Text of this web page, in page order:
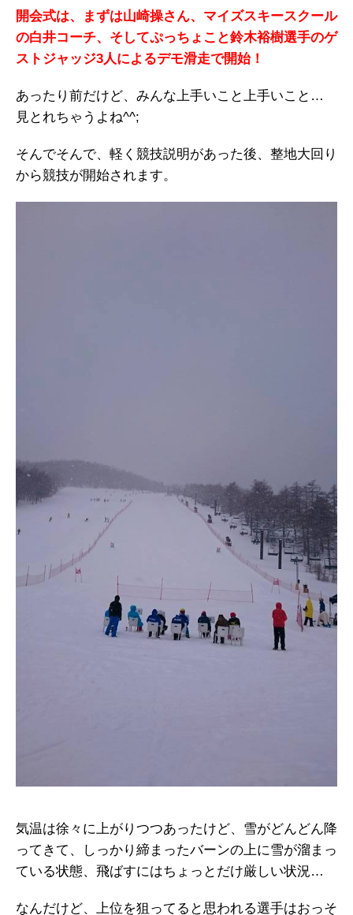
開会式は、まずは山崎操さん、マイズスキースクール
の白井コーチ、そしてぷっちょこと鈴木裕樹選手のゲ
ストジャッジ3人によるデモ滑走で開始！
あったり前だけど、みんな上手いこと上手いこと…
見とれちゃうよね^^;
そんでそんで、軽く競技説明があった後、整地大回り
から競技が開始されます。
気温は徐々に上がりつつあったけど、雪がどんどん降
ってきて、しっかり締まったバーンの上に雪が溜まっ
ている状態、飛ばすにはちょっとだけ厳しい状況…
なんだけど、上位を狙ってると思われる選手はおっそ